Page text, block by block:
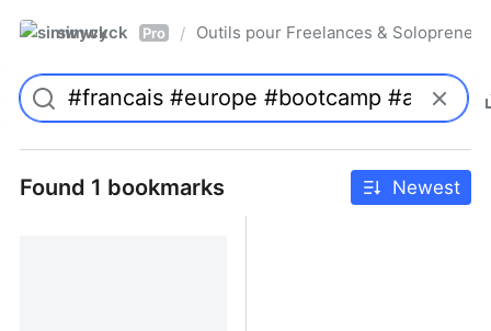
simwyck Pro / Outils pour Freelances &
Found 1 bookmarks Newest